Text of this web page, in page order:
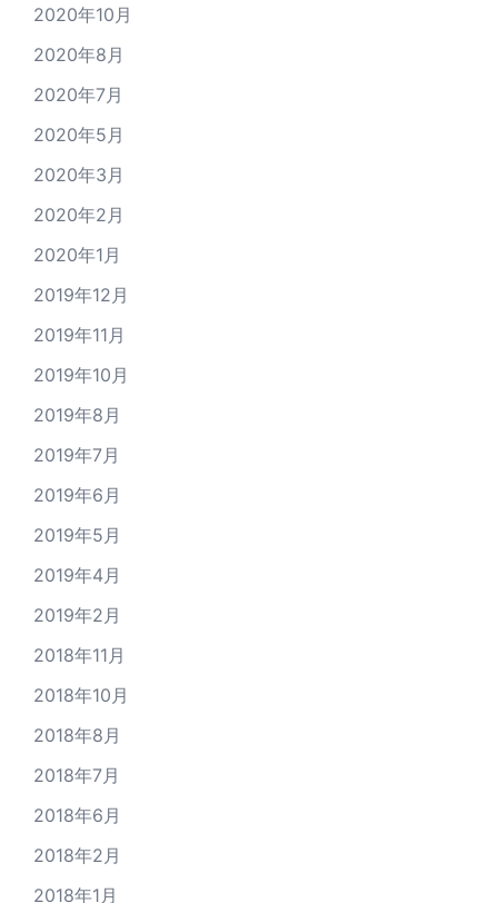
2020年10月
2020年8月
2020年7月
2020年5月
2020年3月
2020年2月
2020年1月
2019年12月
2019年11月
2019年10月
2019年8月
2019年7月
2019年6月
2019年5月
2019年4月
2019年2月
2018年11月
2018年10月
2018年8月
2018年7月
2018年6月
2018年2月
2018年1月